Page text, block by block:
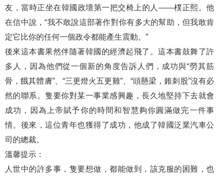
友，當時正坐在韓國政壇第一把交椅上的人——樸正熙。他
在信中說，“我不敢說這部著作對你有多大的幫助，但我敢肯
定它比你的任何一個政令都能產生震動。”
後來這本書果然伴隨著韓國的經濟起飛了。這本書鼓舞了許
多人，因為他們從一個新的角度告訴人們，成功與“勞其筋
骨，餓其體膚”、“三更燈火五更雞”、“頭懸梁，錐刺股”沒有必
然的聯系。隻要你對某一事業感興趣，長久地堅持下去就會
成功，因為上帝賦予你的時間和智慧夠你圓滿做完一件事
情。後來，這位青年也獲得了成功，他成了韓國泛業汽車公
司的總裁。
溫馨提示：
人世中的許多事，隻要想做，都能做到，該克服的困難，也